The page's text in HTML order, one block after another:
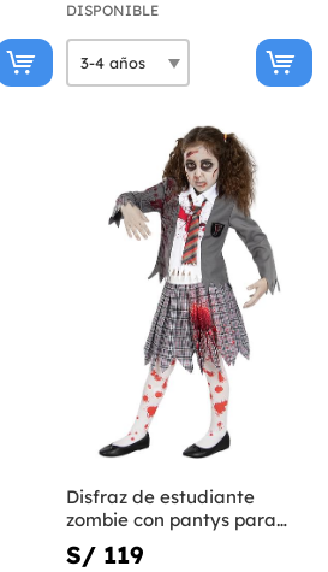
DISPONIBLE
Disfraz de estudiante
zombie con pantys para
niña
S/ 119